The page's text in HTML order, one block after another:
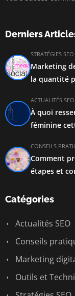
Derniers
STRATÉGIES SEO
Marketing
la quantité
ACTUALITÉS SEO
À quoi
féminine
CONSEILS
Comment
étapes et
Catégories
Actualités SEO
Conseils
Marketing
Outils et